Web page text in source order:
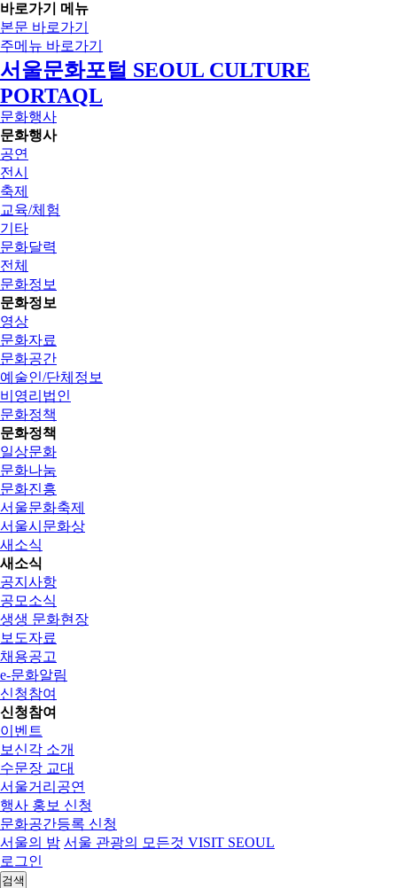
바로가기 메뉴
본문 바로가기
주메뉴 바로가기
서울문화포털 SEOUL CULTURE
PORTAQL
문화행사
문화행사
공연
전시
축제
교육/체험
기타
문화달력
전체
문화정보
문화정보
영상
문화자료
문화공간
예술인/단체정보
비영리법인
문화정책
문화정책
일상문화
문화나눔
문화진흥
서울문화축제
서울시문화상
새소식
새소식
공지사항
공모소식
생생 문화현장
보도자료
채용공고
e-문화알림
신청참여
신청참여
이벤트
보신각 소개
수문장 교대
서울거리공연
행사 홍보 신청
문화공간등록 신청
서울의 밤 서울 관광의 모든것 VISIT SEOUL
로그인
검색